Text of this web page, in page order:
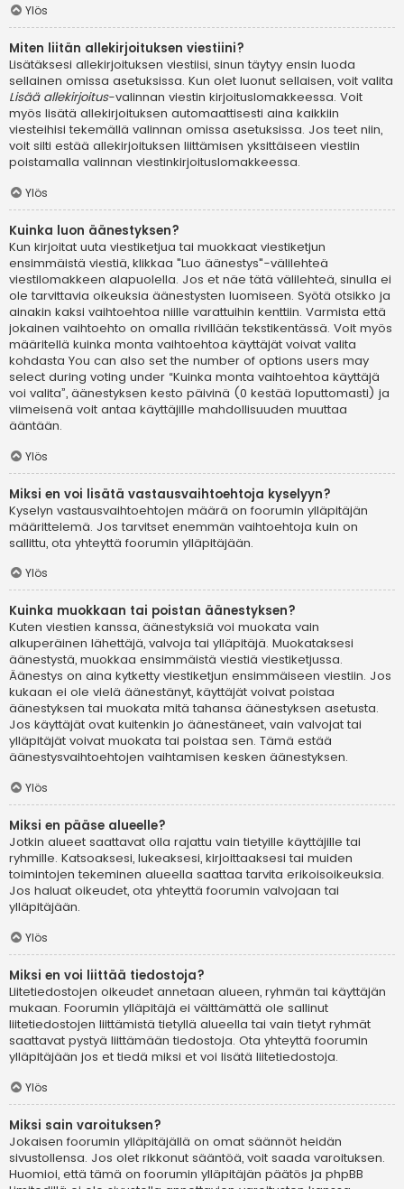
Ylös
Miten liitän allekirjoituksen viestiini?
Lisätäksesi allekirjoituksen viestiisi, sinun täytyy ensin luoda
sellainen omissa asetuksissa. Kun olet luonut sellaisen, voit valita
Lisää allekirjoitus-valinnan viestin kirjoituslomakkeessa. Voit
myös lisätä allekirjoituksen automaattisesti aina kaikkiin
viesteihisi tekemällä valinnan omissa asetuksissa. Jos teet niin,
voit silti estää allekirjoituksen liittämisen yksittäiseen viestiin
poistamalla valinnan viestinkirjoituslomakkeessa.
Ylös
Kuinka luon äänestyksen?
Kun kirjoitat uuta viestiketjua tai muokkaat viestiketjun
ensimmäistä viestiä, klikkaa "Luo äänestys"-välilehteä
viestilomakkeen alapuolella. Jos et näe tätä välilehteä, sinulla ei
ole tarvittavia oikeuksia äänestysten luomiseen. Syötä otsikko ja
ainakin kaksi vaihtoehtoa niille varattuihin kenttiin. Varmista että
jokainen vaihtoehto on omalla rivillään tekstikentässä. Voit myös
määritellä kuinka monta vaihtoehtoa käyttäjät voivat valita
kohdasta You can also set the number of options users may
select during voting under “Kuinka monta vaihtoehtoa käyttäjä
voi valita”, äänestyksen kesto päivinä (0 kestää loputtomasti) ja
viimeisenä voit antaa käyttäjille mahdollisuuden muuttaa
ääntään.
Ylös
Miksi en voi lisätä vastausvaihtoehtoja kyselyyn?
Kyselyn vastausvaihtoehtojen määrä on foorumin ylläpitäjän
määrittelemä. Jos tarvitset enemmän vaihtoehtoja kuin on
sallittu, ota yhteyttä foorumin ylläpitäjään.
Ylös
Kuinka muokkaan tai poistan äänestyksen?
Kuten viestien kanssa, äänestyksiä voi muokata vain
alkuperäinen lähettäjä, valvoja tai ylläpitäjä. Muokataksesi
äänestystä, muokkaa ensimmäistä viestiä viestiketjussa.
Äänestys on aina kytketty viestiketjun ensimmäiseen viestiin. Jos
kukaan ei ole vielä äänestänyt, käyttäjät voivat poistaa
äänestyksen tai muokata mitä tahansa äänestyksen asetusta.
Jos käyttäjät ovat kuitenkin jo äänestäneet, vain valvojat tai
ylläpitäjät voivat muokata tai poistaa sen. Tämä estää
äänestysvaihtoehtojen vaihtamisen kesken äänestyksen.
Ylös
Miksi en pääse alueelle?
Jotkin alueet saattavat olla rajattu vain tietyille käyttäjille tai
ryhmille. Katsoaksesi, lukeaksesi, kirjoittaaksesi tai muiden
toimintojen tekeminen alueella saattaa tarvita erikoisoikeuksia.
Jos haluat oikeudet, ota yhteyttä foorumin valvojaan tai
ylläpitäjään.
Ylös
Miksi en voi liittää tiedostoja?
Liitetiedostojen oikeudet annetaan alueen, ryhmän tai käyttäjän
mukaan. Foorumin ylläpitäjä ei välttämättä ole sallinut
liitetiedostojen liittämistä tietyllä alueella tai vain tietyt ryhmät
saattavat pystyä liittämään tiedostoja. Ota yhteyttä foorumin
ylläpitäjään jos et tiedä miksi et voi lisätä liitetiedostoja.
Ylös
Miksi sain varoituksen?
Jokaisen foorumin ylläpitäjällä on omat säännöt heidän
sivustollensa. Jos olet rikkonut sääntöä, voit saada varoituksen.
Huomioi, että tämä on foorumin ylläpitäjän päätös ja phpBB